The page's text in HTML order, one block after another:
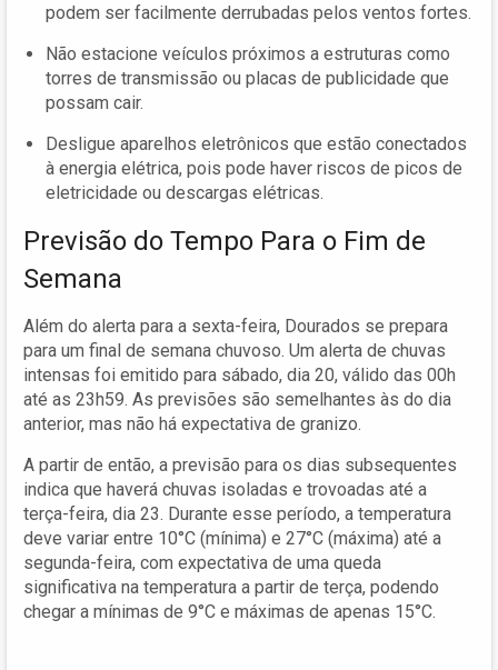
podem ser facilmente derrubadas pelos ventos fortes.
Não estacione veículos próximos a estruturas como
torres de transmissão ou placas de publicidade que
possam cair.
Desligue aparelhos eletrônicos que estão conectados
à energia elétrica, pois pode haver riscos de picos de
eletricidade ou descargas elétricas.
Previsão do Tempo Para o Fim de
Semana
Além do alerta para a sexta-feira, Dourados se prepara
para um final de semana chuvoso. Um alerta de chuvas
intensas foi emitido para sábado, dia 20, válido das 00h
até as 23h59. As previsões são semelhantes às do dia
anterior, mas não há expectativa de granizo.
A partir de então, a previsão para os dias subsequentes
indica que haverá chuvas isoladas e trovoadas até a
terça-feira, dia 23. Durante esse período, a temperatura
deve variar entre 10°C (mínima) e 27°C (máxima) até a
segunda-feira, com expectativa de uma queda
significativa na temperatura a partir de terça, podendo
chegar a mínimas de 9°C e máximas de apenas 15°C.